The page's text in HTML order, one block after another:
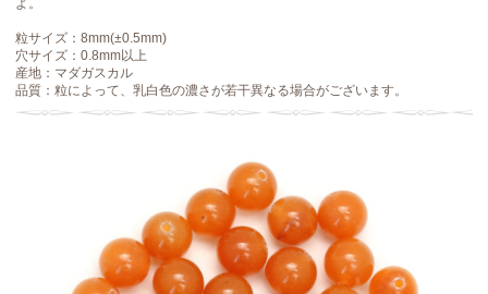
粒サイズ：8mm(±0.5mm)
穴サイズ：0.8mm以上
産地：マダガスカル
品質：粒によって、乳白色の濃さが若干異なる場合がございます。